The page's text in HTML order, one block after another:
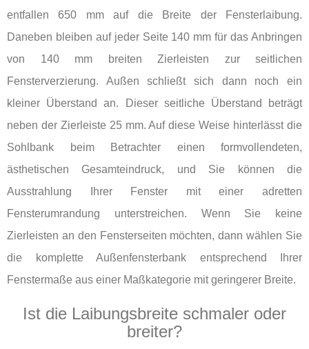
entfallen 650 mm auf die Breite der Fensterlaibung.
Daneben bleiben auf jeder Seite 140 mm für das Anbringen
von 140 mm breiten Zierleisten zur seitlichen
Fensterverzierung. Außen schließt sich dann noch ein
kleiner Überstand an. Dieser seitliche Überstand beträgt
neben der Zierleiste 25 mm. Auf diese Weise hinterlässt die
Sohlbank beim Betrachter einen formvollendeten,
ästhetischen Gesamteindruck, und Sie können die
Ausstrahlung Ihrer Fenster mit einer adretten
Fensterumrandung unterstreichen. Wenn Sie keine
Zierleisten an den Fensterseiten möchten, dann wählen Sie
die komplette Außenfensterbank entsprechend Ihrer
Fenstermaße aus einer Maßkategorie mit geringerer Breite.
Ist die Laibungsbreite schmaler oder
breiter?